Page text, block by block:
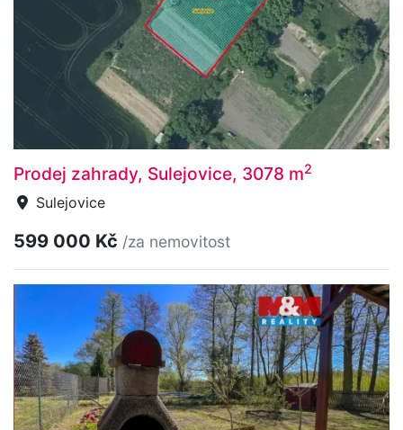
Prodej zahrady, Sulejovice, 3078 m2
Sulejovice
599 000 Kč /za nemovitost